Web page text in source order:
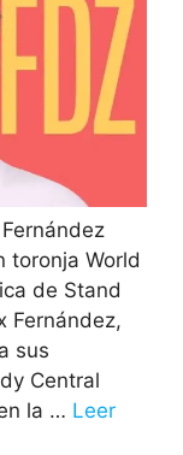
toronja World
de Stand
Fernández,
sus
Central
la … Leer